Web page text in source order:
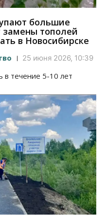
большие
замены тополей
в Новосибирске
25 июня 2026, 10:39
в течение 5-10 лет